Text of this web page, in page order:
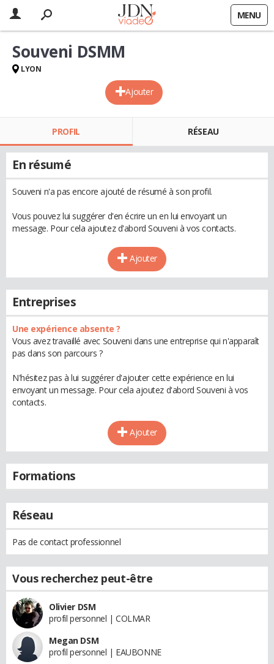
MENU
Ajouter
Souveni DSMM
LYON
PROFIL RÉSEAU
En résumé
Souveni n'a pas encore ajouté de résumé à son profil.
Vous pouvez lui suggérer d'en écrire un en lui envoyant un
message. Pour cela ajoutez d'abord Souveni à vos contacts.
Ajouter
Entreprises
Une expérience absente ?
Vous avez travaillé avec Souveni dans une entreprise qui n'apparaît
pas dans son parcours ?
N'hésitez pas à lui suggérer d'ajouter cette expérience en lui
envoyant un message. Pour cela ajoutez d'abord Souveni à vos
contacts.
Ajouter
Formations
Réseau
Pas de contact professionnel
Vous recherchez peut-être
Olivier DSM
profil personnel | COLMAR
Megan DSM
profil personnel | EAUBONNE